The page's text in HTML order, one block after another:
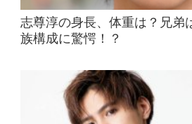
志尊淳の身長、体重は？兄弟
族構成に驚愕！？